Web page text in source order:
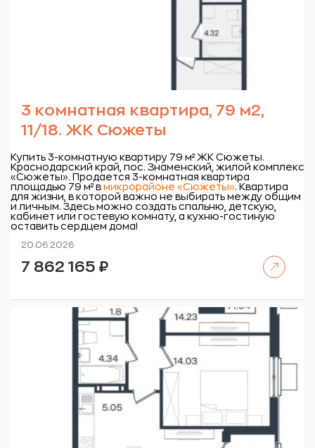
3 комнатная квартира, 79 м2,
11/18. ЖК Сюжеты
Купить 3-комнатную квартиру 79 м² ЖК Сюжеты.
Краснодарский край, пос. Знаменский, жилой комплекс
«Сюжеты». Продается 3-комнатная квартира
площадью 79 м² в микрорайоне «Сюжеты». Квартира
для жизни, в которой важно не выбирать между общим
и личным. Здесь можно создать спальню, детскую,
кабинет или гостевую комнату, а кухню-гостиную
оставить сердцем дома!
20.06.2026
7 862 165 ₽